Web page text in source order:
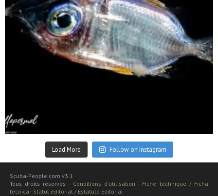
Sep 24
Load More Follow on Instagram
Scuba-People.com v3.1
Tous droits réservés - Conditions d'utilisation - Fiche technique / Ficha
técnica - Statut éditorial / Estatuto Editorial